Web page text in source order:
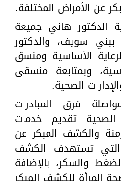
عن الأمراض المختلفة.
الدكتور هاني جميعة
سويف، والدكتور
الأساسية ومنسق
وبمتابعة منسقي
الصحية.
فرق المبادرات
الصحية تقديم خدمات
والكشف المبكر عن
والتي تستهدف الكشف
والسكر، بالإضافة